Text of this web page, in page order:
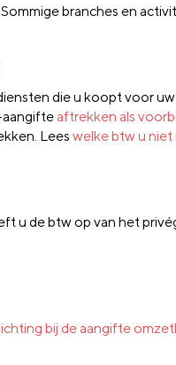
Sommige branches en
die u koopt voor uw
aangifte aftrekken als
Lees welke btw u niet
u de btw op van het
bij de aangifte